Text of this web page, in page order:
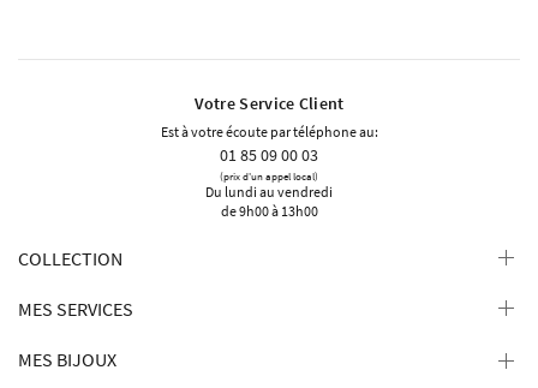
Votre Service Client
Est à votre écoute par téléphone au:
01 85 09 00 03
(prix d'un appel local)
Du lundi au vendredi
de 9h00 à 13h00
COLLECTION
MES SERVICES
MES BIJOUX